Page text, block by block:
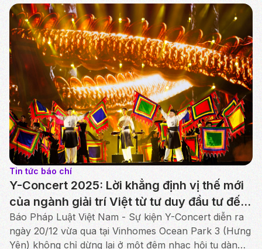
Tin tức báo chí
Y-Concert 2025: Lời khẳng định vị thế mới
của ngành giải trí Việt từ tư duy đầu tư đến
bản sắc văn hóa
Báo Pháp Luật Việt Nam - Sự kiện Y-Concert diễn ra
ngày 20/12 vừa qua tại Vinhomes Ocean Park 3 (Hưng
Yên) không chỉ dừng lại ở một đêm nhạc hội tụ dàn